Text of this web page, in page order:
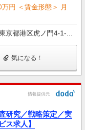
円 ＜賃金形態＞ 月
京都港区虎ノ門4-1-...
気になる！
情報提供元
研究／戦略策定／実
求人】